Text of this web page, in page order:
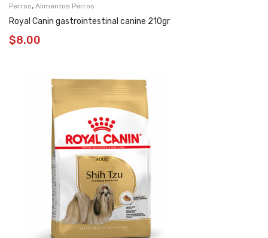
Perros, Alimentos Perros
Royal Canin gastrointestinal canine 210gr
$8.00